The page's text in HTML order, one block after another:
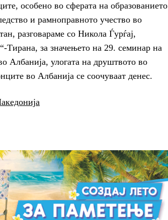
особено во сферата на образованието
и рамноправното учество во
разговараме со Никола Ѓурѓај,
Тирана, за значењето на 29. семинар на
Албанија, улогата на друштвото во
во Албанија се соочуваат денес.